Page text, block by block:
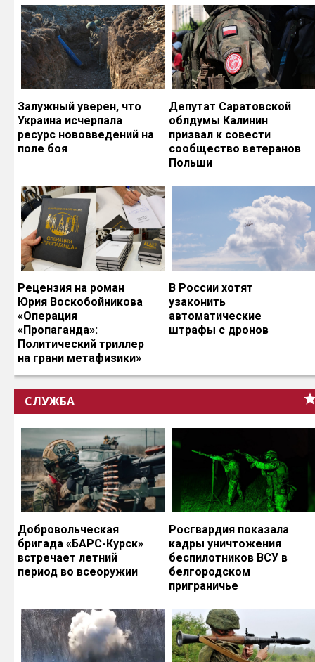
Залужный уверен, что
Украина исчерпала
ресурс нововведений на
поле боя
Депутат Саратовской
облдумы Калинин
призвал к совести
сообщество ветеранов
Польши
Рецензия на роман
Юрия Воскобойникова
«Операция
«Пропаганда»:
Политический триллер
на грани метафизики»
В России хотят
узаконить
автоматические
штрафы с дронов
СЛУЖБА
Добровольческая
бригада «БАРС-Курск»
встречает летний
период во всеоружии
Росгвардия показала
кадры уничтожения
беспилотников ВСУ в
белгородском
приграничье